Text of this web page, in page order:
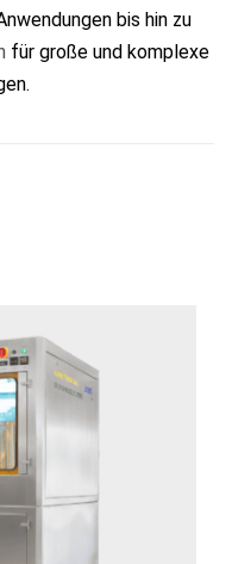
bis hin zu
für große und komplexe